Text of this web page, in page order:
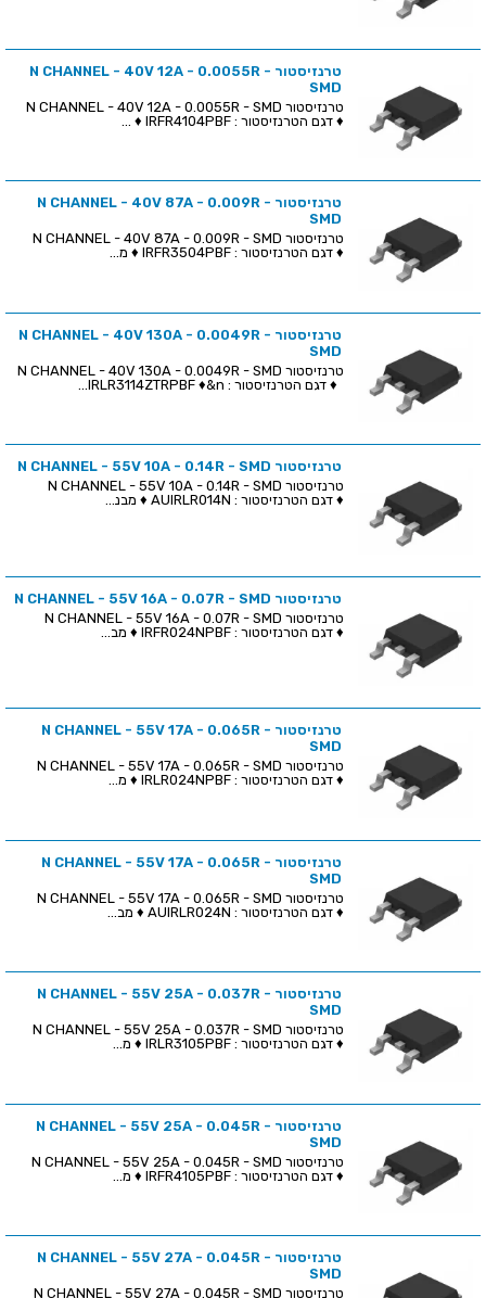
טרנזיסטור N CHANNEL - 40V 12A - 0.0055R -
SMD
♦ דגם הטרנזיסטור : IRFR4104PBF ♦ ...
טרנזיסטור N CHANNEL - 40V 87A - 0.009R -
SMD
♦ דגם הטרנזיסטור : IRFR3504PBF ♦ מ...
טרנזיסטור N CHANNEL - 40V 130A - 0.0049R -
SMD
טרנזיסטור N CHANNEL - 40V 130A - 0.0049R - SMD
♦ דגם הטרנזיסטור : IRLR3114ZTRPBF ♦&n...
טרנזיסטור N CHANNEL - 55V 10A - 0.14R - SMD
♦ דגם הטרנזיסטור : AUIRLR014N ♦ מבנ...
טרנזיסטור N CHANNEL - 55V 16A - 0.07R - SMD
♦ דגם הטרנזיסטור : IRFR024NPBF ♦ מב...
טרנזיסטור N CHANNEL - 55V 17A - 0.065R -
SMD
♦ דגם הטרנזיסטור : IRLR024NPBF ♦ מ...
טרנזיסטור N CHANNEL - 55V 17A - 0.065R -
SMD
♦ דגם הטרנזיסטור : AUIRLR024N ♦ מב...
טרנזיסטור N CHANNEL - 55V 25A - 0.037R -
SMD
♦ דגם הטרנזיסטור : IRLR3105PBF ♦ מ...
טרנזיסטור N CHANNEL - 55V 25A - 0.045R -
SMD
♦ דגם הטרנזיסטור : IRFR4105PBF ♦ מ...
טרנזיסטור N CHANNEL - 55V 27A - 0.045R -
SMD